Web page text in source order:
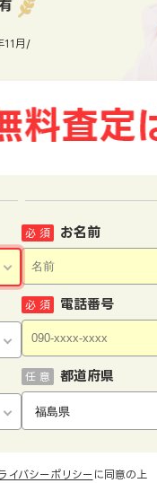
11月/
お名前
必 須
電話番号
必 須
都道府県
任 意
イバシーポリシー に同意の上